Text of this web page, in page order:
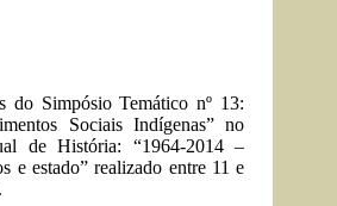
do Simpósio Temático nº 13:
Sociais Indígenas” no
de História: “1964-2014 –
e estado” realizado entre 11 e